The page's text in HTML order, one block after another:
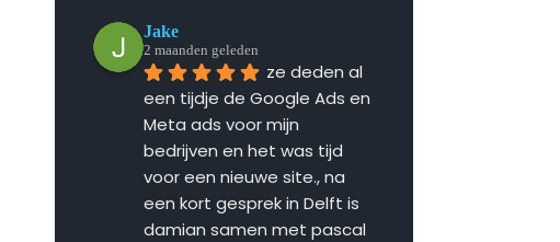
Jake
2 maanden geleden
ze deden al
een tijdje de Google Ads en
Meta ads voor mijn
bedrijven en het was tijd
voor een nieuwe site., na
een kort gesprek in Delft is
damian samen met pascal